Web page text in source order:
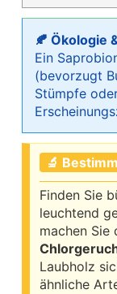
🍂 Ökologie
Ein
(bevorzugt
Stümpfe
🔬
Finden Sie
leuchtend
machen Sie
Laubholz
ähnliche